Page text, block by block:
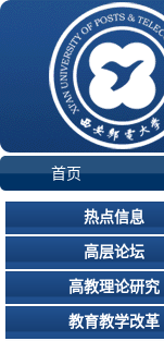
首页
热点信息
高层论坛
高教理论研究
教育教学改革